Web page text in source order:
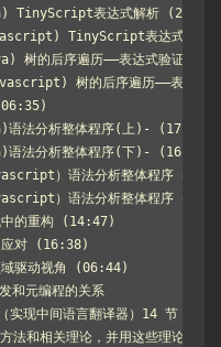
TinyScript表达式解析 (28:36)
TinyScript表达式解析
树的后序遍历——表达式验证
树的后序遍历——表达式
法分析整体程序(上)- (17:47)
法分析整体程序(下)- (16:43)
）语法分析整体程序（上
）语法分析整体程序（下
中的重构 (14:47)
应对 (16:38)
域驱动视角 (06:44)
和元编程的关系
实现中间语言翻译器）14 节 |
法和相关理论，并用这些理论讲